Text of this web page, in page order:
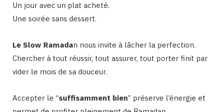
Un jour avec un plat acheté.
Une soirée sans dessert.
Le Slow Ramadan nous invite à lâcher la perfection.
Chercher à tout réussir, tout assurer, tout porter finit par
vider le mois de sa douceur.
Accepter le “suffisamment bien” préserve l’énergie et